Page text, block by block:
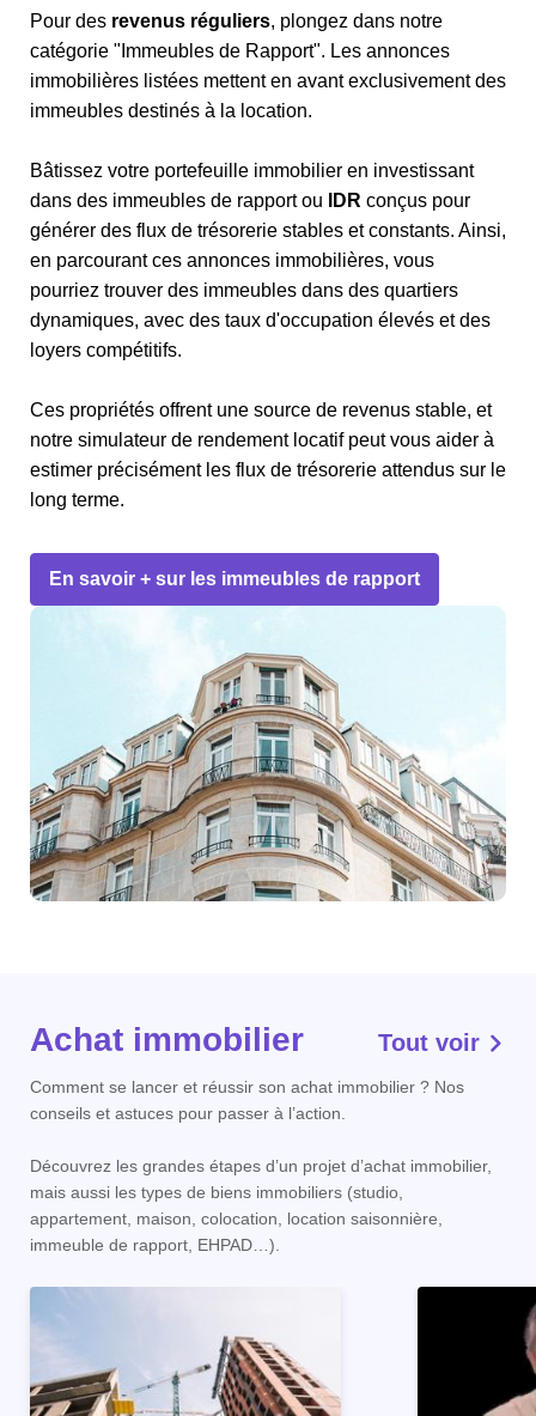
Pour des revenus réguliers, plongez dans notre
catégorie "Immeubles de Rapport". Les annonces
immobilières listées mettent en avant exclusivement des
immeubles destinés à la location.
Bâtissez votre portefeuille immobilier en investissant
dans des immeubles de rapport ou
IDR conçus pour
générer des flux de trésorerie stables et constants. Ainsi,
en parcourant ces annonces immobilières, vous
pourriez trouver des immeubles dans des quartiers
dynamiques, avec des taux d'occupation élevés et des
loyers compétitifs.
Ces propriétés offrent une source de revenus stable, et
notre simulateur de rendement locatif peut vous aider à
estimer précisément les flux de trésorerie attendus sur le
long terme.
En savoir + sur les immeubles de rapport
Achat immobilier Tout voir
Comment se lancer et réussir son achat immobilier ? Nos
conseils et astuces pour passer à l’action.
Découvrez les grandes étapes d’un projet d’achat immobilier,
mais aussi les types de biens immobiliers (studio,
appartement, maison, colocation, location saisonnière,
immeuble de rapport, EHPAD…).